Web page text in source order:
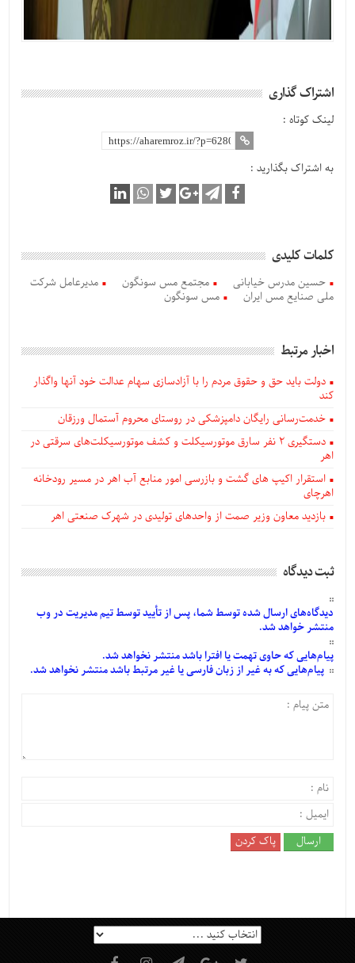
اشتراک گذاری
لینک کوتاه :
به اشتراک بگذارید :
کلمات کلیدی
حسین مدرس خیابانی مجتمع مس سونگون
مدیرعامل شرکت
ملی صنایع مس ایران
مس سونگون
اخبار مرتبط
دولت باید حق و حقوق مردم را با آزادسازی سهام عدالت خود آنها واگذار
کند
خدمت‌رسانی رایگان دامپزشکی در روستای محروم آستمال ورزقان
دستگيری ۲ نفر سارق موتورسیکلت و کشف موتورسیکلت‌های سرقتی در
اهر
استقرار اکیپ های گشت و بازرسی امور منابع آب اهر در مسیر رودخانه
اهرچای
بازدید معاون وزیر صمت از واحدهای تولیدی در شهرک صنعتی اهر
ثبت دیدگاه
دیدگاه‌هایارسالشدهتوسط شما، پس ازتأییدتوسط تیم مدیریت در وب
منتشر خواهد شد.
پیام‌هاییکه حاوی تهمت یا افترا باشد منتشر نخواهد شد.
پیام‌هاییکه به غیر از زبان فارسی یا غیر مرتبط باشد منتشر نخواهد شد.